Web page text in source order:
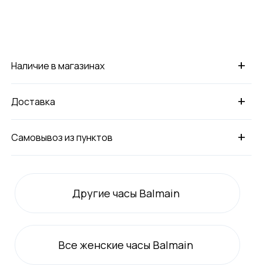
+
Наличие в магазинах
+
Доставка
+
Самовывоз из пунктов
Другие часы Balmain
Всеженские часы Balmain